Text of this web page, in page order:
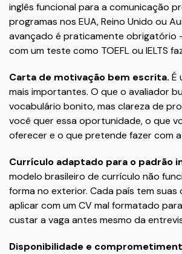
inglês funcional para a comunicação
programas nos EUA, Reino Unido ou
avançado é praticamente obrigatório
com um teste como TOEFL ou IELTS
Carta de motivação bem escrita. É
mais importantes. O que o avaliador
vocabulário bonito, mas clareza de
você quer essa oportunidade, o que
oferecer e o que pretende fazer com
Currículo adaptado para o padrão
modelo brasileiro de currículo não
forma no exterior. Cada país tem suas
aplicar com um CV mal formatado
custar a vaga antes mesmo da
Disponibilidade e